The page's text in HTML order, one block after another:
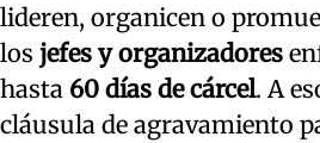
lideren, organicen o
los jefes y organizadores
hasta 60 días de cárcel. A
cláusula de agravamiento